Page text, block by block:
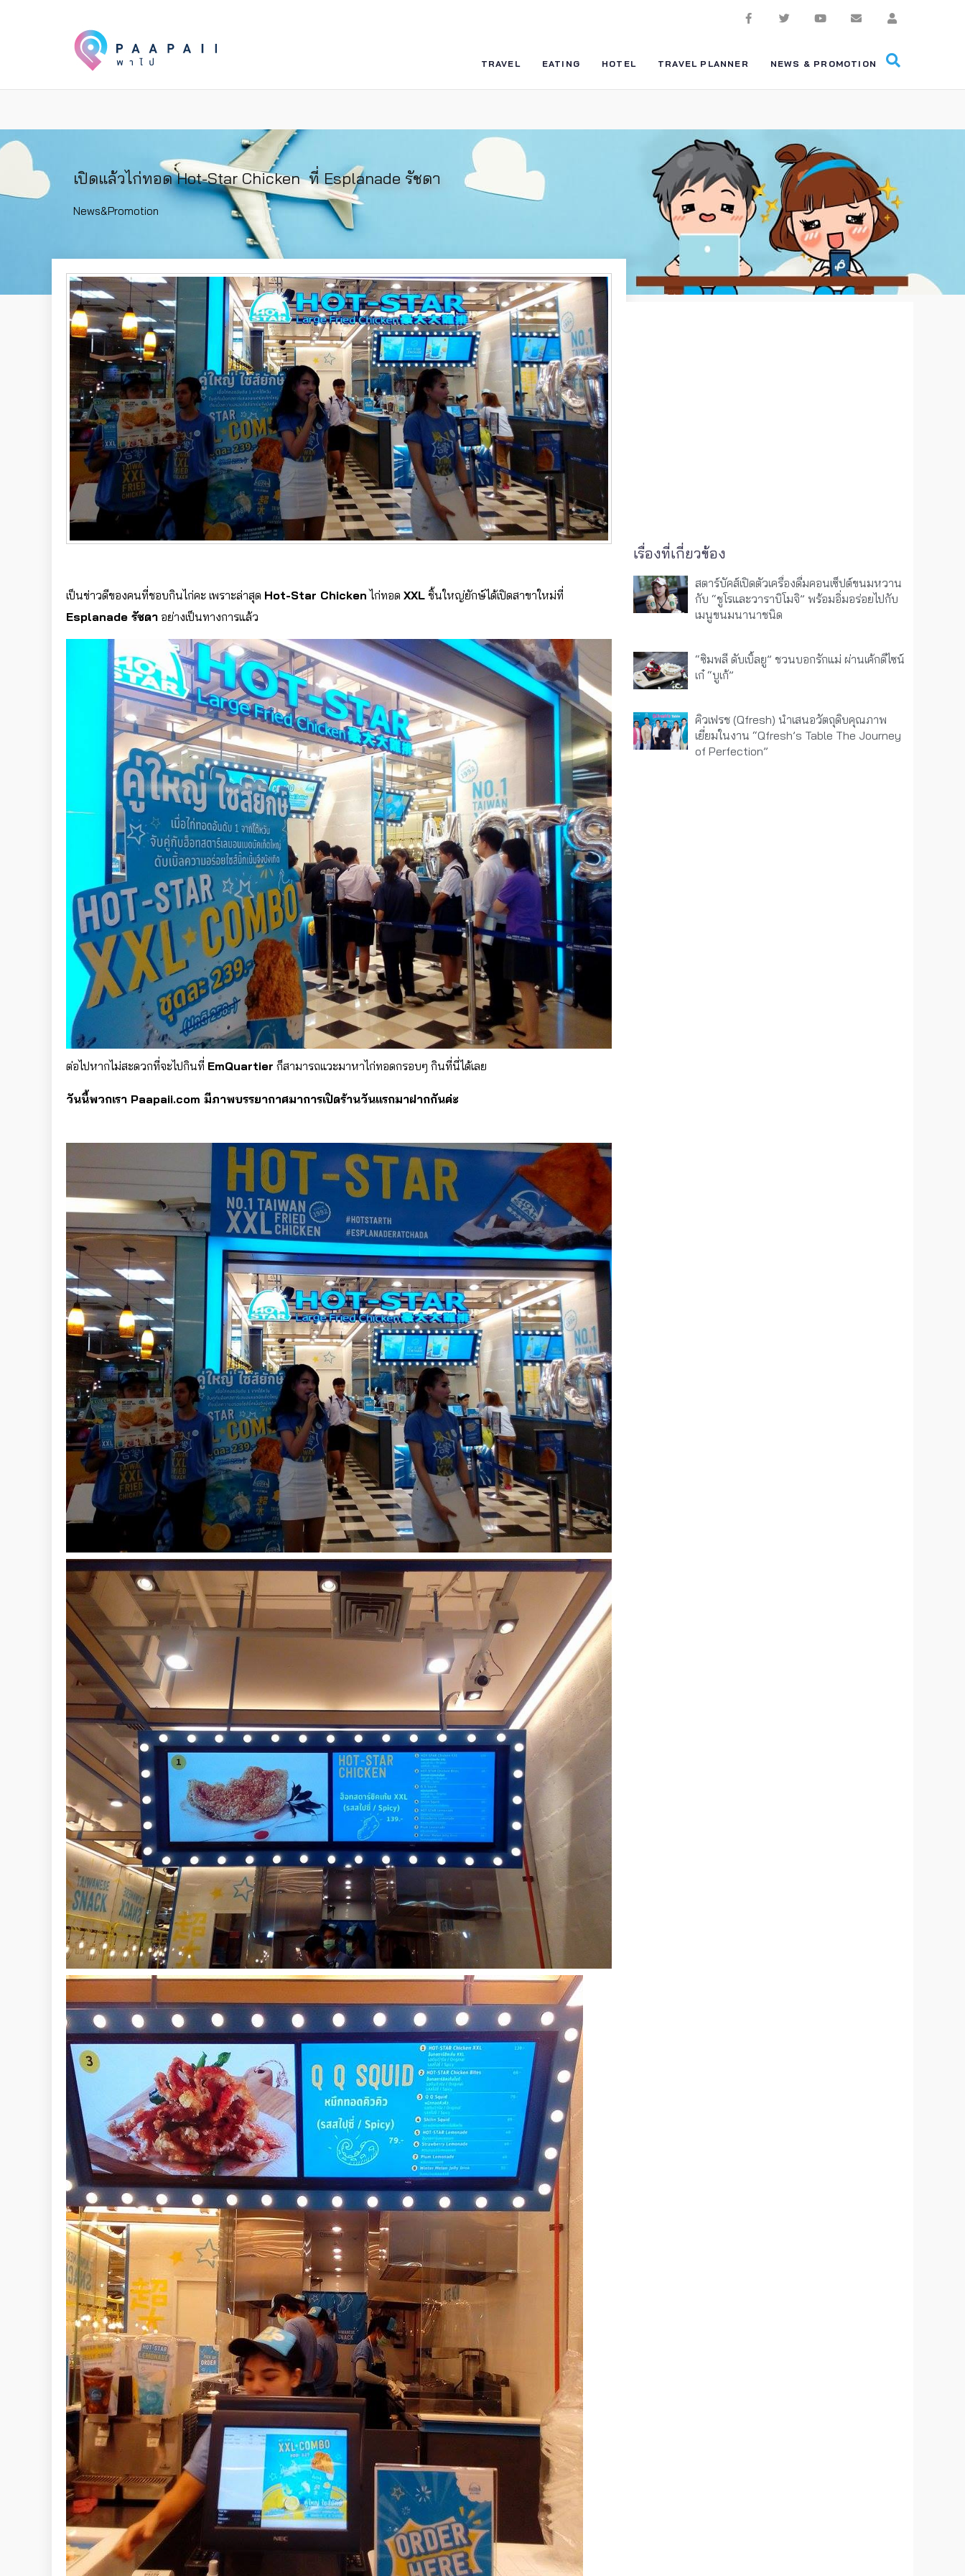
TRAVEL EATING HOTEL TRAVEL PLANNER NEWS & PROMOTION
เปิดแล้วไก่ทอด‎ Hot-Star Chicken ‬ ที่ Esplanade รัชดา
News&Promotion
เป็นข่าวดีของคนที่ชอบกินไก่คะ เพราะล่าสุด Hot-Star Chicken ไก่ทอด XXL ชิ้นใหญ่ยักษ์ได้เปิดสาขาใหม่ที่
Esplanade รัชดา อย่างเป็นทางการแล้ว
ต่อไปหากไม่สะดวกที่จะไปกินที่ EmQuartier ก็สามารถแวะมาหาไก่ทอดกรอบๆ กินที่นี่ได้เลย
วันนี้พวกเรา Paapaii.com มีภาพบรรยากาศมาการเปิดร้านวันแรกมาฝากกันค่ะ
เรื่องที่เกี่ยวข้อง
สตาร์บัคส์เปิดตัวเครื่องดื่มคอนเซ็ปต์ขนมหวาน
กับ “ชูโรและวาราบิโมจิ” พร้อมอิ่มอร่อยไปกับ
เมนูขนมนานาชนิด
“ซิมพลี ดับเบิ้ลยู” ชวนบอกรักแม่ ผ่านเค้กดีไซน์
เก๋ “บูเก้”
คิวเฟรช (Qfresh) นำเสนอวัตถุดิบคุณภาพ
เยี่ยมในงาน “Qfresh’s Table The Journey
of Perfection”